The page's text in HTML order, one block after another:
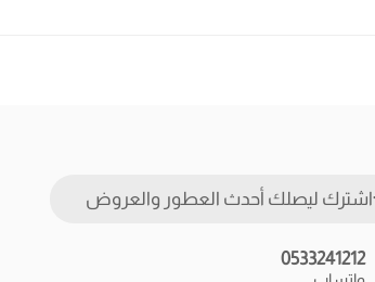
اشترك ليصلك أحدث العطور والعروض
0533241212